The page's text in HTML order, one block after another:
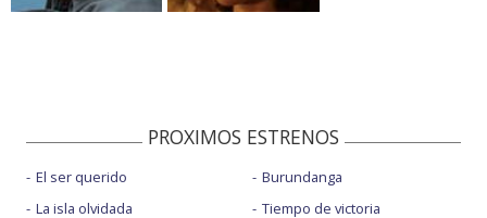
PROXIMOS ESTRENOS
El ser querido
La isla olvidada
Burundanga
Tiempo de victoria